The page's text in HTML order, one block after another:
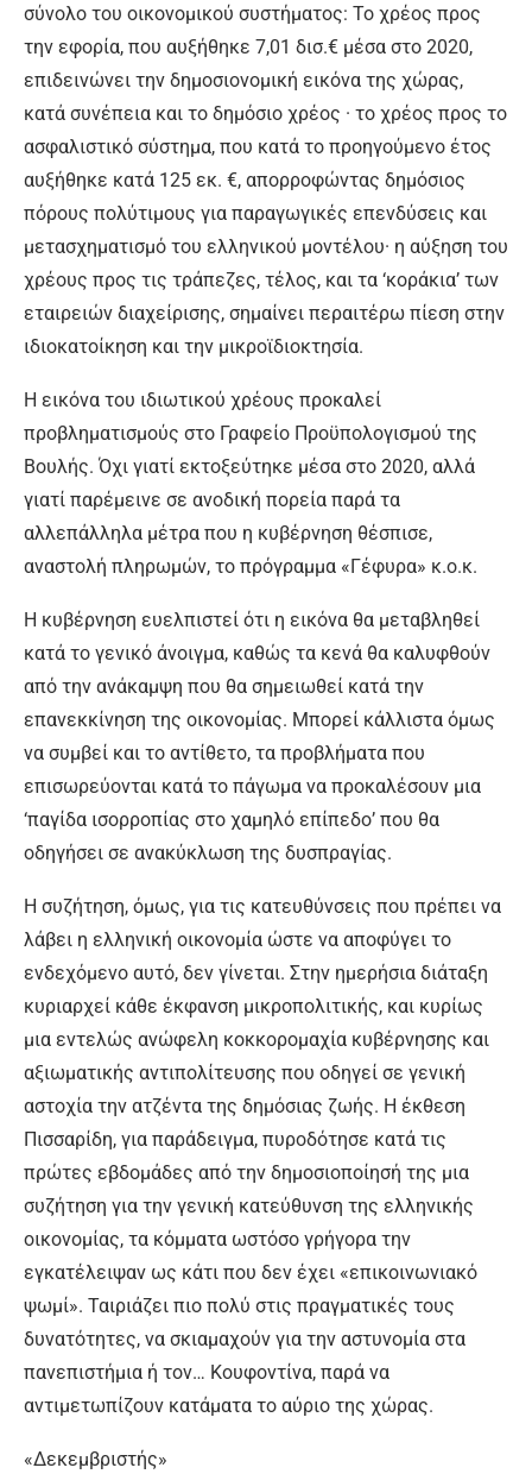
σύνολο του οικονομικού συστήματος: Το χρέος προς
την εφορία, που αυξήθηκε 7,01 δισ.€ μέσα στο 2020,
επιδεινώνει την δημοσιονομική εικόνα της χώρας,
κατά συνέπεια και το δημόσιο χρέος · το χρέος προς το
ασφαλιστικό σύστημα, που κατά το προηγούμενο έτος
αυξήθηκε κατά 125 εκ. €, απορροφώντας δημόσιος
πόρους πολύτιμους για παραγωγικές επενδύσεις και
μετασχηματισμό του ελληνικού μοντέλου· η αύξηση του
χρέους προς τις τράπεζες, τέλος, και τα ‘κοράκια’ των
εταιρειών διαχείρισης, σημαίνει περαιτέρω πίεση στην
ιδιοκατοίκηση και την μικροϊδιοκτησία.
Η εικόνα του ιδιωτικού χρέους προκαλεί
προβληματισμούς στο Γραφείο Προϋπολογισμού της
Βουλής. Όχι γιατί εκτοξεύτηκε μέσα στο 2020, αλλά
γιατί παρέμεινε σε ανοδική πορεία παρά τα
αλλεπάλληλα μέτρα που η κυβέρνηση θέσπισε,
αναστολή πληρωμών, το πρόγραμμα «Γέφυρα» κ.ο.κ.
Η κυβέρνηση ευελπιστεί ότι η εικόνα θα μεταβληθεί
κατά το γενικό άνοιγμα, καθώς τα κενά θα καλυφθούν
από την ανάκαμψη που θα σημειωθεί κατά την
επανεκκίνηση της οικονομίας. Μπορεί κάλλιστα όμως
να συμβεί και το αντίθετο, τα προβλήματα που
επισωρεύονται κατά το πάγωμα να προκαλέσουν μια
‘παγίδα ισορροπίας στο χαμηλό επίπεδο’ που θα
οδηγήσει σε ανακύκλωση της δυσπραγίας.
Η συζήτηση, όμως, για τις κατευθύνσεις που πρέπει να
λάβει η ελληνική οικονομία ώστε να αποφύγει το
ενδεχόμενο αυτό, δεν γίνεται. Στην ημερήσια διάταξη
κυριαρχεί κάθε έκφανση μικροπολιτικής, και κυρίως
μια εντελώς ανώφελη κοκκορομαχία κυβέρνησης και
αξιωματικής αντιπολίτευσης που οδηγεί σε γενική
αστοχία την ατζέντα της δημόσιας ζωής. Η έκθεση
Πισσαρίδη, για παράδειγμα, πυροδότησε κατά τις
πρώτες εβδομάδες από την δημοσιοποίησή της μια
συζήτηση για την γενική κατεύθυνση της ελληνικής
οικονομίας, τα κόμματα ωστόσο γρήγορα την
εγκατέλειψαν ως κάτι που δεν έχει «επικοινωνιακό
ψωμί». Ταιριάζει πιο πολύ στις πραγματικές τους
δυνατότητες, να σκιαμαχούν για την αστυνομία στα
πανεπιστήμια ή τον… Κουφοντίνα, παρά να
αντιμετωπίζουν κατάματα το αύριο της χώρας.
«Δεκεμβριστής»